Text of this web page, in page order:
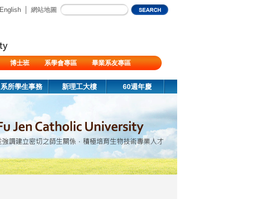
English 網站地圖
博士班 系學會專區
畢業系友專區
系所學生事務 新理工大樓 60週年慶